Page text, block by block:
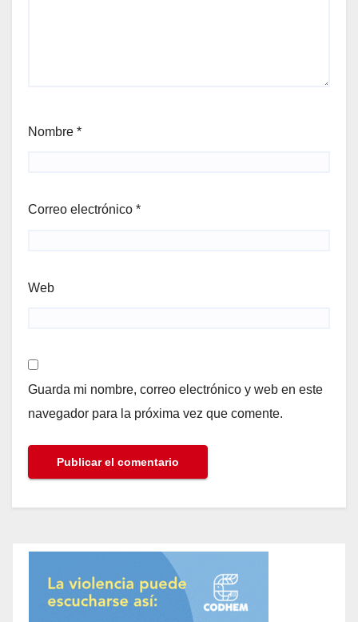
Nombre *
Correo electrónico *
Web
Guarda mi nombre, correo electrónico y web en este
navegador para la próxima vez que comente.